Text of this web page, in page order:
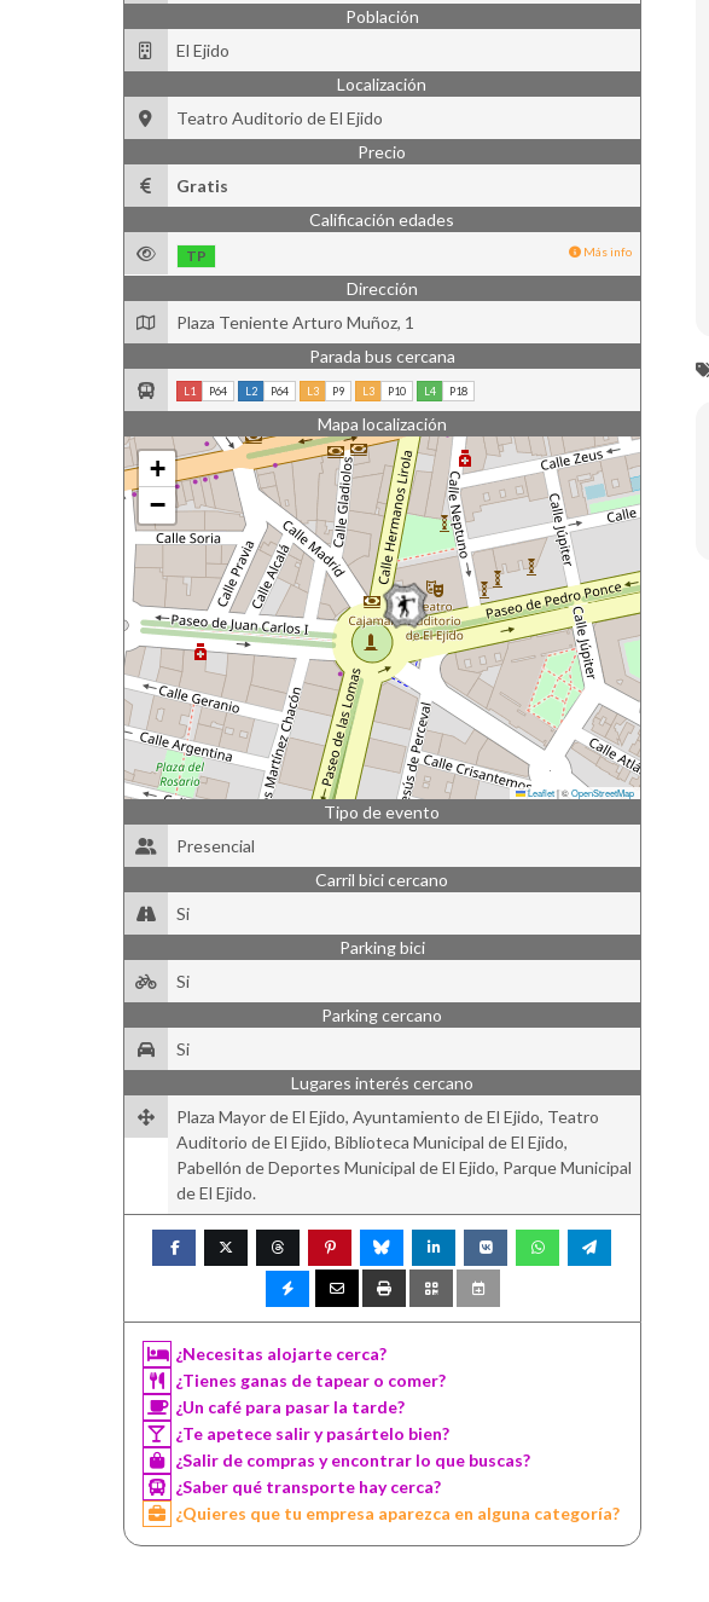
Población
El Ejido
Localización
Teatro Auditorio de El Ejido
Precio
Gratis
Calificación edades
TP Más info
Dirección
Plaza Teniente Arturo Muñoz, 1
Parada bus cercana
L1 P64 L2 P64 L3 P9 L3 P10 L4 P18
Mapa localización
+
−
Leaflet |©OpenStreetMap
Tipo de evento
Presencial
Carril bici cercano
Si
Parking bici
Si
Parking cercano
Si
Lugares interés cercano
Plaza Mayor de El Ejido, Ayuntamiento de El Ejido, Teatro
Auditorio de El Ejido, Biblioteca Municipal de El Ejido,
Pabellón de Deportes Municipal de El Ejido, Parque Municipal
de El Ejido.
¿Necesitas alojarte cerca?
¿Tienes ganas de tapear o comer?
¿Un café para pasar la tarde?
¿Te apetece salir y pasártelo bien?
¿Salir de compras y encontrar lo que buscas?
¿Saber qué transporte hay cerca?
¿Quieres que tu empresa aparezca en alguna categoría?